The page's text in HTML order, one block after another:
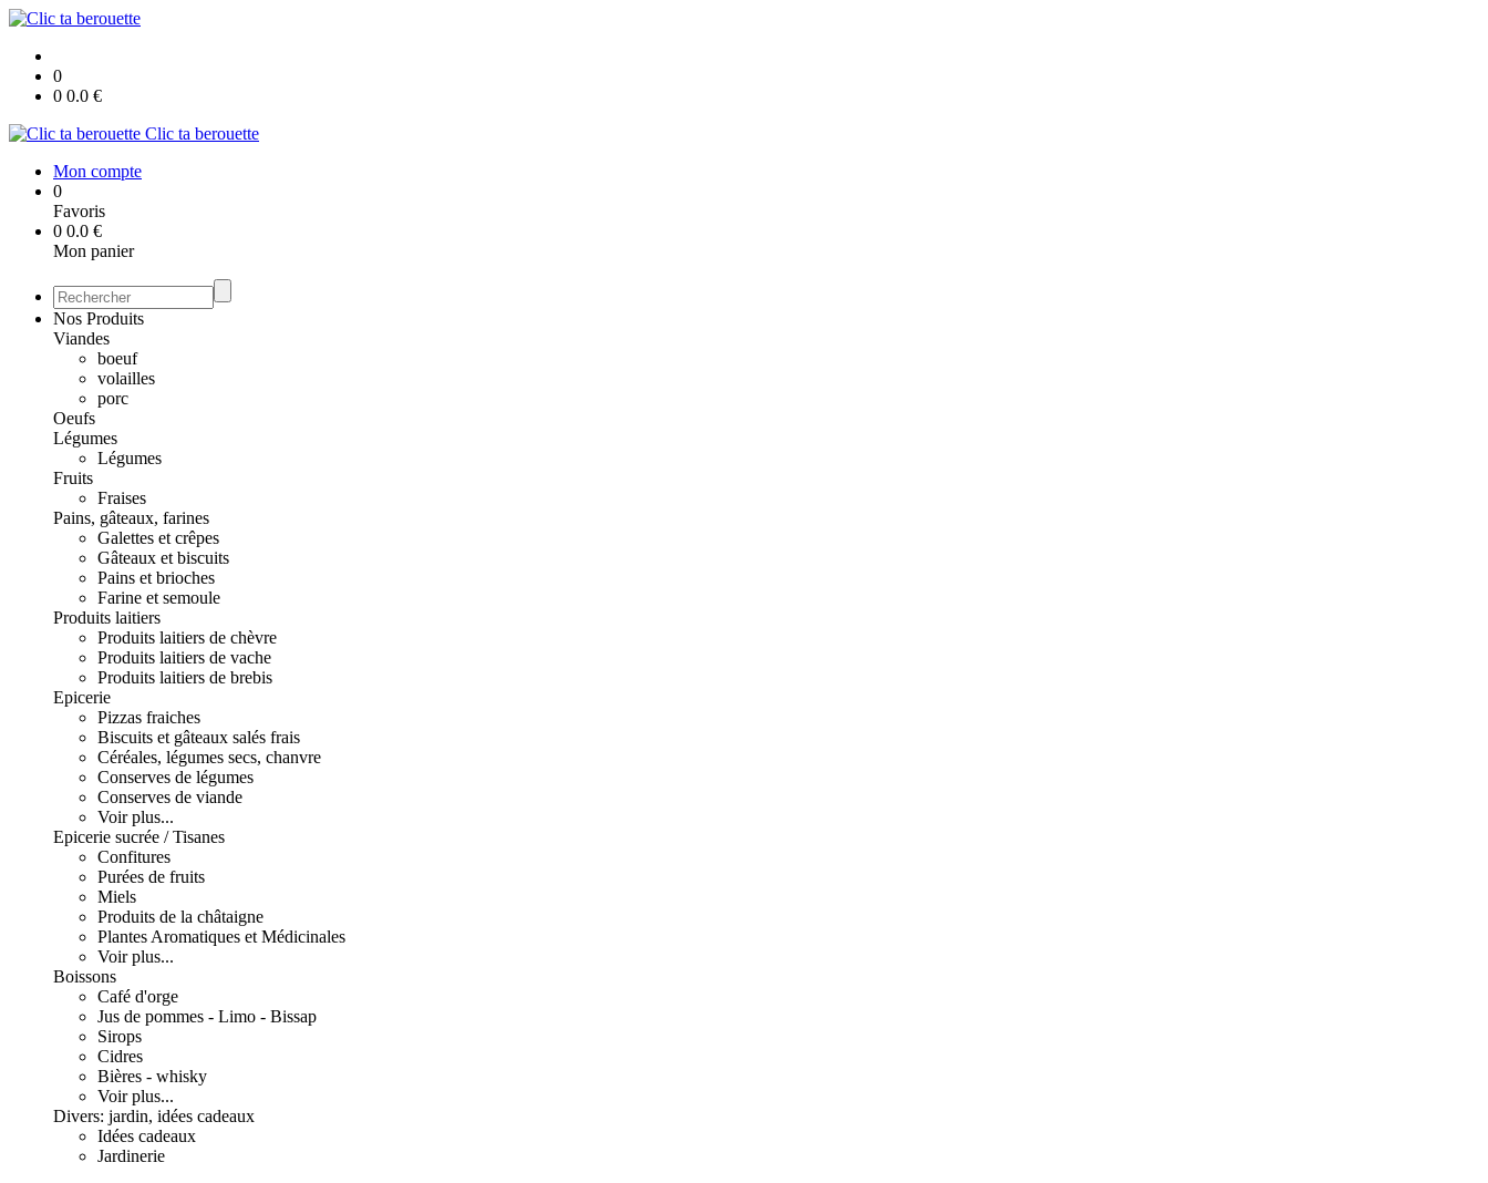
0
0 0.0 €
Clic ta berouette
Mon compte
0
Favoris
0 0.0 €
Mon panier
Nos Produits
Viandes
boeuf
volailles
porc
Oeufs
Légumes
Légumes
Fruits
Fraises
Pains, gâteaux, farines
Galettes et crêpes
Gâteaux et biscuits
Pains et brioches
Farine et semoule
Produits laitiers
Produits laitiers de chèvre
Produits laitiers de vache
Produits laitiers de brebis
Epicerie
Pizzas fraiches
Biscuits et gâteaux salés frais
Céréales, légumes secs, chanvre
Conserves de légumes
Conserves de viande
Voir plus...
Epicerie sucrée / Tisanes
Confitures
Purées de fruits
Miels
Produits de la châtaigne
Plantes Aromatiques et Médicinales
Voir plus...
Boissons
Café d'orge
Jus de pommes - Limo - Bissap
Sirops
Cidres
Bières - whisky
Voir plus...
Divers: jardin, idées cadeaux
Idées cadeaux
Jardinerie